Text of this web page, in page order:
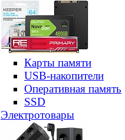
Карты памяти
USB-накопители
Оперативная память
SSD
Электротовары